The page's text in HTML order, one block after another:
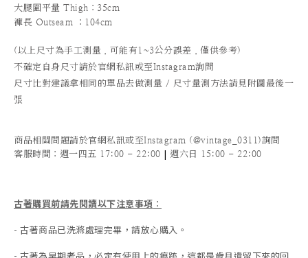
大腿圍平量 Thigh：35cm
褲長 Outseam ：104cm
(以上尺寸為手工測量，可能有1~3公分誤差，僅供參考)
不確定自身尺寸請於官網私訊或至Instagram詢問
尺寸比對建議拿相同的單品去做測量 / 尺寸量測方法請見附圖最後一
張
商品相關問題請於官網私訊或至Instagram (@vintage_0311)詢問
客服時間 ：週一四五 17:00 - 22:00 | 週六日 15:00 - 22:00
古著購買前請先閱讀以下注意事項 ：
- 古著商品已洗滌處理完畢，請放心購入。